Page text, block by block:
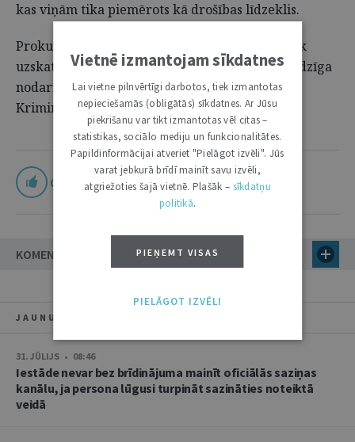
kas viņām tika piemērots kā drošības līdzeklis.
Prokuratūra norāda, ka neviena persona netiek
uzskatīta par vainīgu, kamēr viņas vaina noziedzīga
nodarījuma izdarīšanā netiek konstatēta
Kriminālprocesa likumā noteiktajā kārtībā.
0
KOMENTĀRI
JAUNUMI
31. JŪLIJS • 08:46
Iestāde nevar bez brīdinājuma mainīt oficiālās saziņas
kanālu, ja persona lūgusi turpināt sazināties noteiktā
veidā
Vietnē izmantojam sīkdatnes
Lai vietne pilnvērtīgi darbotos, tiek izmantotas
nepieciešamās (obligātās) sīkdatnes. Ar Jūsu
piekrišanu var tikt izmantotas vēl citas –
statistikas, sociālo mediju un funkcionalitātes.
Papildinformācijai atveriet "Pielāgot izvēli". Jūs
varat jebkurā brīdī mainīt savu izvēli,
atgriežoties šajā vietnē. Plašāk – sīkdatņu
politikā.
PIEŅEMT VISAS
PIELĀGOT IZVĒLI